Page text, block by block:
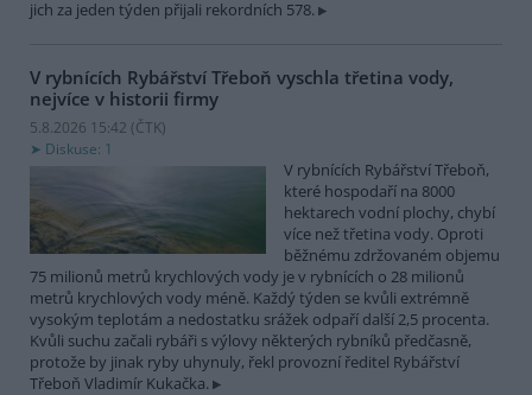
jich za jeden týden přijali rekordních 578.
V rybnících Rybářství Třeboň vyschla třetina vody,
nejvíce v historii firmy
5.8.2026 15:42 (ČTK)
Diskuse: 1
V rybnících Rybářství Třeboň,
které hospodaří na 8000
hektarech vodní plochy, chybí
více než třetina vody. Oproti
běžnému zdržovaném objemu
75 milionů metrů krychlových vody je v rybnících o 28 milionů
metrů krychlových vody méně. Každý týden se kvůli extrémně
vysokým teplotám a nedostatku srážek odpaří další 2,5 procenta.
Kvůli suchu začali rybáři s výlovy některých rybníků předčasně,
protože by jinak ryby uhynuly, řekl provozní ředitel Rybářství
Třeboň Vladimír Kukačka.